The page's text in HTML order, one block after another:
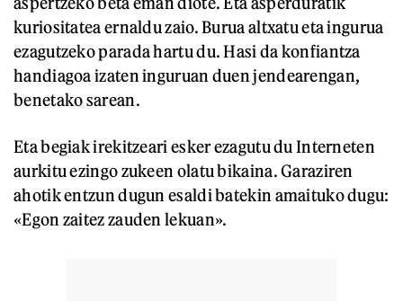
kuriositatea ernaldu zaio. Burua altxatu eta ingurua
ezagutzeko parada hartu du. Hasi da konfiantza
handiagoa izaten inguruan duen jendearengan,
benetako sarean.
Eta begiak irekitzeari esker ezagutu du Interneten
aurkitu ezingo zukeen olatu bikaina. Garaziren
ahotik entzun dugun esaldi batekin amaituko dugu:
«Egon zaitez zauden lekuan».